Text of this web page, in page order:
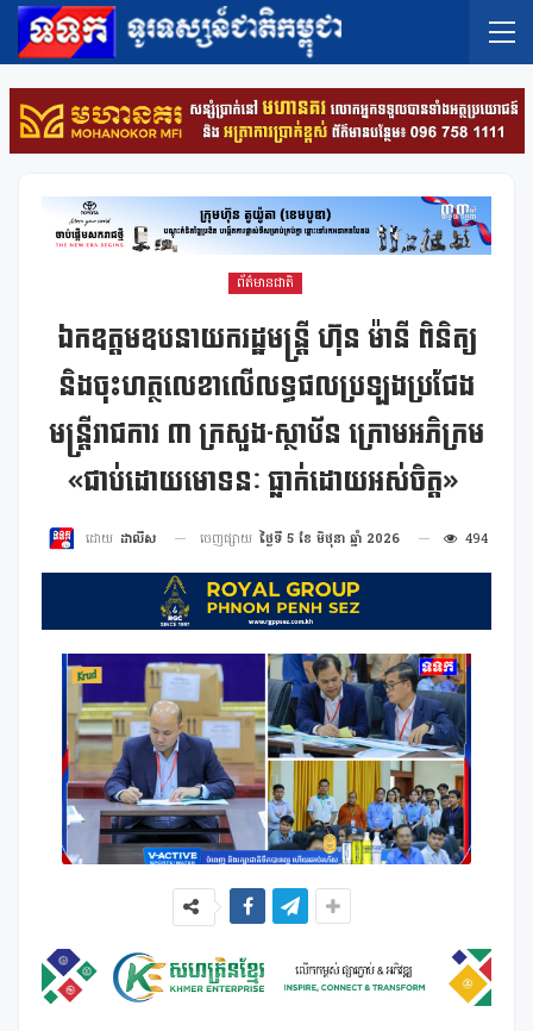
ព័ត៌មានជាតិ
ឯកឧត្តមឧបនាយករដ្ឋមន្ត្រី ហ៊ុន ម៉ានី ពិនិត្យ
និងចុះហត្ថលេខាលើលទ្ធផលប្រឡងប្រជែង
មន្ត្រីរាជការ ៣ ក្រសួង-ស្ថាប័ន ក្រោមអភិក្រម
«ជាប់ដោយមោទនៈ ធ្លាក់ដោយអស់ចិត្ត»
ដោយ ដាលីស ចេញផ្សាយ ថ្ងៃទី 5 ខែ មិថុនា ឆ្នាំ 2026 494